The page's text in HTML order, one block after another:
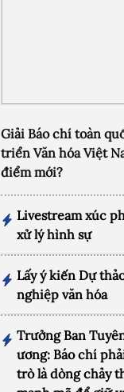
Giải Báo chí toàn
triển Văn hóa Việt
điểm mới?
Livestream xúc
xử lý hình sự
Lấy ý kiến Dự
nghiệp văn hóa
Trưởng Ban
ương: Báo chí
trò là dòng chảy